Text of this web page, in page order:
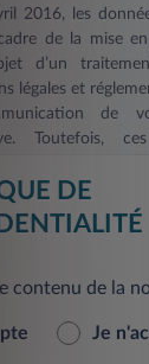
2016, les
de la mise
d’un
légales et
de
Toutefois,
et/ou de devis
des informations
d’information et/
un astérisque.
DE
contenu de la
Je